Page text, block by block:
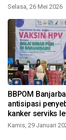
program
Selasa, 26 Mei 2026
BBPOM
antisipasi
kanker serviks
pemberian vaksin
Kamis, 29 Januari